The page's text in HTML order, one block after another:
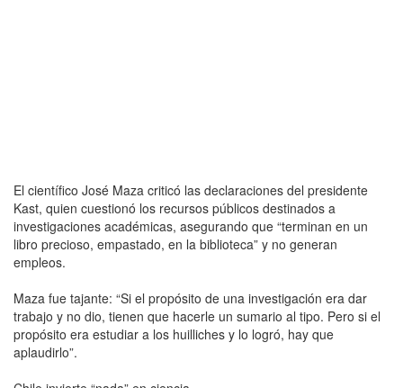
El científico José Maza criticó las declaraciones del presidente
Kast, quien cuestionó los recursos públicos destinados a
investigaciones académicas, asegurando que “terminan en un
libro precioso, empastado, en la biblioteca” y no generan
empleos.
Maza fue tajante: “Si el propósito de una investigación era dar
trabajo y no dio, tienen que hacerle un sumario al tipo. Pero si el
propósito era estudiar a los huilliches y lo logró, hay que
aplaudirlo”.